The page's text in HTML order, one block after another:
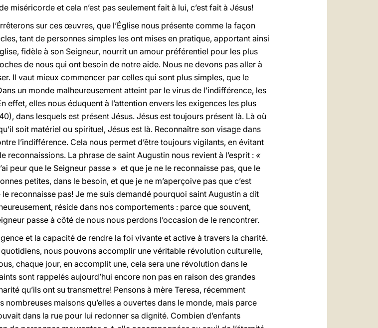
miséricorde et cela n’est pas seulement fait à lui, c’est fait à Jésus!
sur ces œuvres, que l’Église nous présente comme la façon
tant de personnes simples les ont mises en pratique, apportant ainsi
fidèle à son Seigneur, nourrit un amour préférentiel pour les plus
de nous qui ont besoin de notre aide. Nous ne devons pas aller à
Il vaut mieux commencer par celles qui sont plus simples, que le
un monde malheureusement atteint par le virus de l’indifférence, les
elles nous éduquent à l’attention envers les exigences les plus
dans lesquels est présent Jésus. Jésus est toujours présent là. Là où
soit matériel ou spirituel, Jésus est là. Reconnaître son visage dans
l’indifférence. Cela nous permet d’être toujours vigilants, en évitant
reconnaissions. La phrase de saint Augustin nous revient à l’esprit : «
peur que le Seigneur passe » et que je ne le reconnaisse pas, que le
petites, dans le besoin, et que je ne m’aperçoive pas que c’est
reconnaisse pas! Je me suis demandé pourquoi saint Augustin a dit
réside dans nos comportements : parce que souvent,
passe à côté de nous nous perdons l’occasion de le rencontrer.
et la capacité de rendre la foi vivante et active à travers la charité.
nous pouvons accomplir une véritable révolution culturelle,
chaque jour, en accomplit une, cela sera une révolution dans le
sont rappelés aujourd’hui encore non pas en raison des grandes
qu’ils ont su transmettre! Pensons à mère Teresa, récemment
maisons qu’elles a ouvertes dans le monde, mais parce
dans la rue pour lui redonner sa dignité. Combien d’enfants